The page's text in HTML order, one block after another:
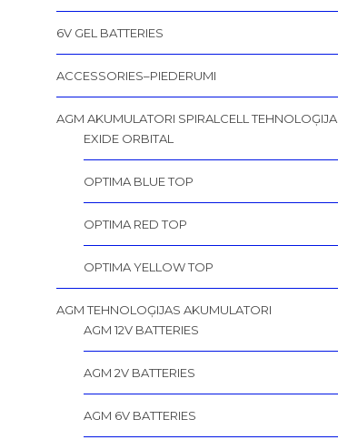
6V GEL BATTERIES
ACCESSORIES–PIEDERUMI
AGM AKUMULATORI SPIRALCELL TEHNOLOĢIJA
EXIDE ORBITAL
OPTIMA BLUE TOP
OPTIMA RED TOP
OPTIMA YELLOW TOP
AGM TEHNOLOĢIJAS AKUMULATORI
AGM 12V BATTERIES
AGM 2V BATTERIES
AGM 6V BATTERIES